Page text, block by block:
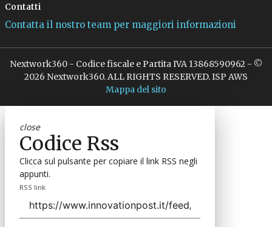
Contatti
Contatta il nostro team per maggiori informazioni
Nextwork360 - Codice fiscale e Partita IVA 13868590962 - ©
2026 Nextwork360. ALL RIGHTS RESERVED. ISP AWS
Mappa del sito
close
Codice Rss
Clicca sul pulsante per copiare il link RSS negli
appunti.
RSS link